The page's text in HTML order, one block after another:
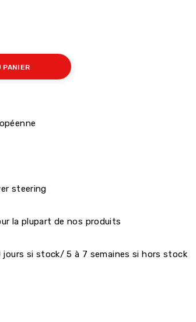
PANIER
steering
la plupart de nos produits
jours si stock/ 5 à 7 semaines si hors stock